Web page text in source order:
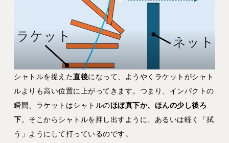
シャトルを捉えた直後になって、ようやくラケットがシャト
ルよりも高い位置に上がってきます。つまり、インパクトの
瞬間、ラケットはシャトルのほぼ真下か、ほんの少し後ろ
下。そこからシャトルを押し出すように、あるいは軽く「拭
う」ようにして打っているのです。